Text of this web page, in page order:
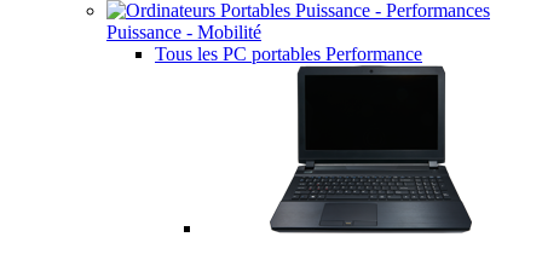
Puissance - Mobilité
Tous les PC portables Performance